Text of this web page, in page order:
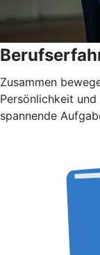
Zusammen
Persönlichkeit
spannende